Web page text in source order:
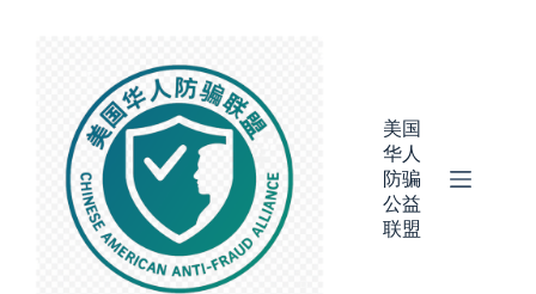
美国
华人
防骗
公益
联盟